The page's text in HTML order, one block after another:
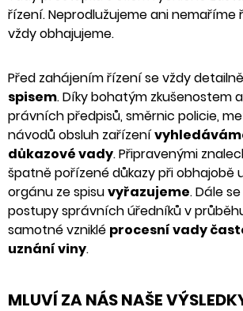
řízení. Neprodlužujeme ani nemaříme
vždy obhajujeme.
Před zahájením řízení se vždy detailně
spisem. Díky bohatým zkušenostem
právních předpisů, směrnic policie,
návodů obsluh zařízení
důkazové vady. Připravenými
špatně pořízené důkazy při obhajobě
orgánu ze spisuvyřazujeme. Dále
postupy správních úředníků v
samotné vzniklé procesní vady
uznání viny.
MLUVÍ ZA NÁS NAŠE